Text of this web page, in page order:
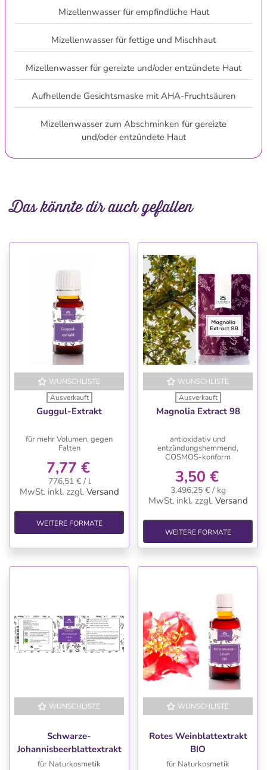
Mizellenwasser für empfindliche Haut
Mizellenwasser für fettige und Mischhaut
Mizellenwasser für gereizte und/oder entzündete Haut
Aufhellende Gesichtsmaske mit AHA-Fruchtsäuren
Mizellenwasser zum Abschminken für gereizte
und/oder entzündete Haut
Das könnte dir auch gefallen
WUNSCHLISTE
Ausverkauft
Guggul-Extrakt
für mehr Volumen, gegen
Falten
7,77 €
776,51 € / l
MwSt. inkl. zzgl. Versand
WEITERE FORMATE
WUNSCHLISTE
Ausverkauft
Magnolia Extract 98
antioxidativ und
entzündungshemmend,
COSMOS-konform
3,50 €
3.496,25 € / kg
MwSt. inkl. zzgl. Versand
WEITERE FORMATE
WUNSCHLISTE
Schwarze-
Johannisbeerblattextrakt
BIO
für Naturkosmetik
WUNSCHLISTE
Rotes Weinblattextrakt
BIO
für Naturkosmetik